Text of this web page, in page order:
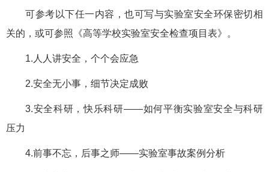
可参考以下任一内容，也可写与实验室安全环保密切相
关的，或可参照《高等学校实验室安全检查项目表》。
1.人人讲安全，个个会应急
2.安全无小事，细节决定成败
3.安全科研，快乐科研——如何平衡实验室安全与科研
压力
4.前事不忘，后事之师——实验室事故案例分析